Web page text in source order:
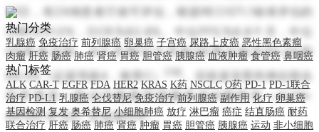
31日，有29例患者疗效可评估，根据RECISTI.1标准评估的
ORR为31.0%，DCR为82.8%。中位PFS为8.8个月，中位
OS尚未达到，6个月和12个月的OS率分别为93.2%和
69.0%（证据等级4，推荐C）
。目前派安普利单抗联合
安罗替尼一线治疗晚期肝细胞癌的Ⅲ期研究（ALTN-
AK105-Ⅲ-02）正在进行中。
热门分类
乳腺癌 免疫治疗 前列腺癌 卵巢癌 子宫癌 尿路上皮癌 恶性黑色素瘤
肉瘤 肝癌 肠癌 肺癌 肾癌 胃癌 胆管癌 胰腺癌 血液肿瘤 食管癌 鼻咽癌
热门标签
ALK CAR-T EGFR FDA HER2 KRAS K药 NSCLC O药 PD-1 PD-1联合
治疗 PD-L1 乳腺癌 仑伐替尼 免疫治疗 前列腺癌 副作用 化疗 卵巢癌
基因检测 复发 奥希替尼 小细胞肺癌 放疗 淋巴瘤 癌症 结直肠癌 耐药
联合治疗 肝癌 肠癌 肺癌 肾癌 肿瘤 胃癌 胆管癌 胰腺癌 运动 非小细胞